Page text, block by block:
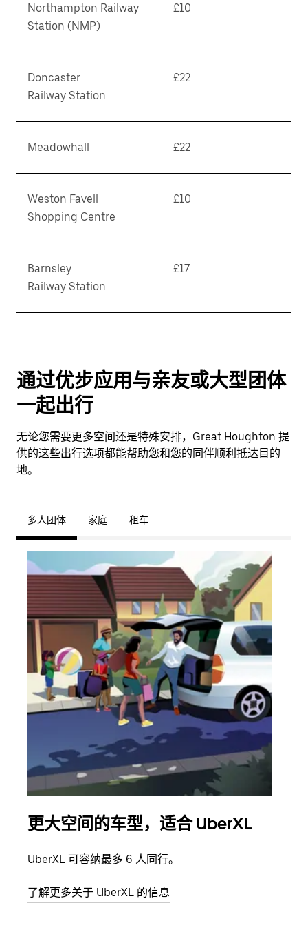
Northampton Railway
Station (NMP)
£10
Doncaster
Railway Station
£22
Meadowhall £22
Weston Favell
Shopping Centre
£10
Barnsley
Railway Station
£17
通过优步应用与亲友或大型团体
一起出行
无论您需要更多空间还是特殊安排，Great Houghton 提
供的这些出行选项都能帮助您和您的同伴顺利抵达目的
地。
多人团体 家庭 租车
更大空间的车型，适合 UberXL
UberXL 可容纳最多 6 人同行。
了解更多关于 UberXL 的信息